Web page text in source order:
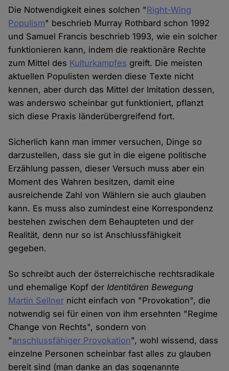
Die Notwendigkeit eines solchen "Right-Wing
Populism" beschrieb Murray Rothbard schon 1992
und Samuel Francis beschrieb 1993, wie ein solcher
funktionieren kann, indem die reaktionäre Rechte
zum Mittel des Kulturkampfes greift. Die meisten
aktuellen Populisten werden diese Texte nicht
kennen, aber durch das Mittel der Imitation dessen,
was anderswo scheinbar gut funktioniert, pflanzt
sich diese Praxis länderübergreifend fort.
Sicherlich kann man immer versuchen, Dinge so
darzustellen, dass sie gut in die eigene politische
Erzählung passen, dieser Versuch muss aber ein
Moment des Wahren besitzen, damit eine
ausreichende Zahl von Wählern sie auch glauben
kann. Es muss also zumindest eine Korrespondenz
bestehen zwischen dem Behaupteten und der
Realität, denn nur so ist Anschlussfähigkeit
gegeben.
So schreibt auch der österreichische rechtsradikale
und ehemalige Kopf derIdentitären Bewegung
Martin Sellner nicht einfach von "Provokation", die
notwendig sei für einen von ihm ersehnten "Regime
Change von Rechts", sondern von
"anschlussfähiger Provokation", wohl wissend, dass
einzelne Personen scheinbar fast alles zu glauben
bereit sind (man danke an das sogenannte